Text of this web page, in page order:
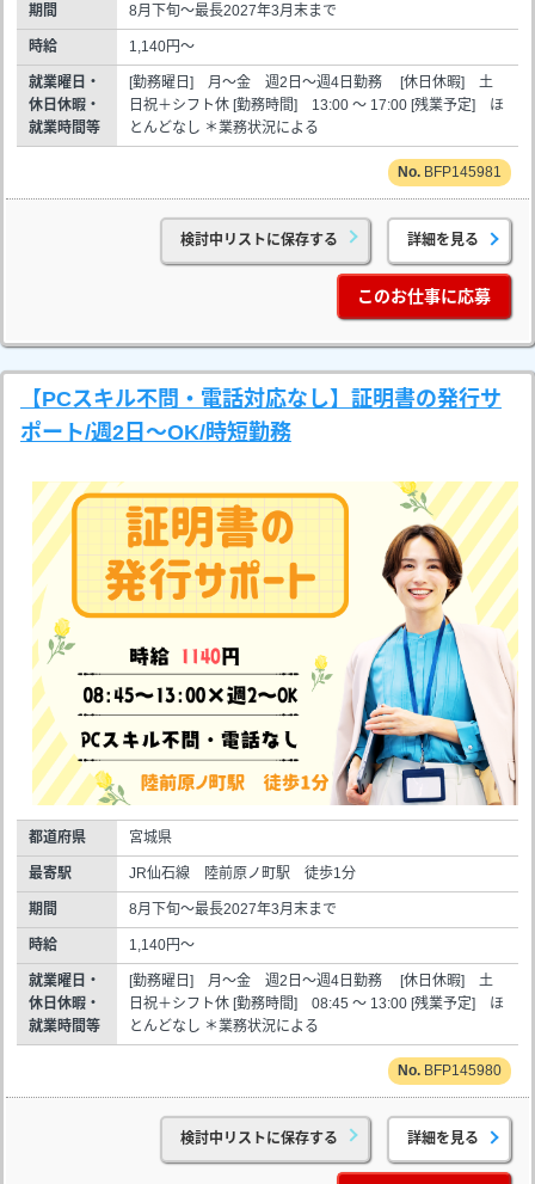
期間 8月下旬～最長2027年3月末まで
時給 1,140円～
就業曜日・
休日休暇・
就業時間等
[勤務曜日] 月～金 週2日～週4日勤務 [休日休暇] 土
日祝＋シフト休 [勤務時間] 13:00 ～ 17:00 [残業予定] ほ
とんどなし ＊業務状況による
BFP145981
検討中リストに保存する 詳細を見る
このお仕事に応募
【PCスキル不問・電話対応なし】証明書の発行サ
ポート/週2日～OK/時短勤務
都道府県 宮城県
最寄駅 JR仙石線 陸前原ノ町駅 徒歩1分
期間 8月下旬～最長2027年3月末まで
時給 1,140円～
就業曜日・
休日休暇・
就業時間等
[勤務曜日] 月～金 週2日～週4日勤務 [休日休暇] 土
日祝＋シフト休 [勤務時間] 08:45 ～ 13:00 [残業予定] ほ
とんどなし ＊業務状況による
BFP145980
検討中リストに保存する 詳細を見る